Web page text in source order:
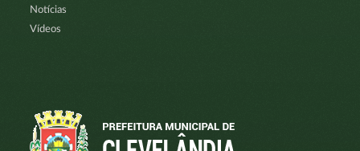
Notícias
Vídeos